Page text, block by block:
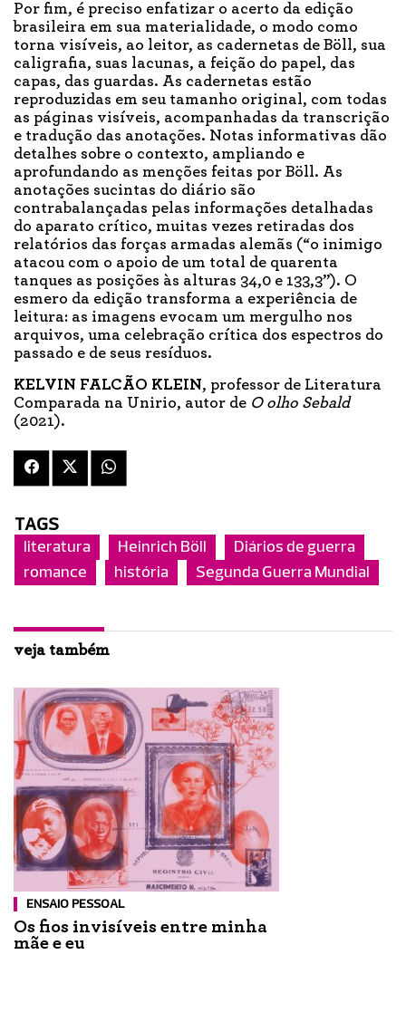
Por fim, é preciso enfatizar o acerto da edição
brasileira em sua materialidade, o modo como
torna visíveis, ao leitor, as cadernetas de Böll, sua
caligrafia, suas lacunas, a feição do papel, das
capas, das guardas. As cadernetas estão
reproduzidas em seu tamanho original, com todas
as páginas visíveis, acompanhadas da transcrição
e tradução das anotações. Notas informativas dão
detalhes sobre o contexto, ampliando e
aprofundando as menções feitas por Böll. As
anotações sucintas do diário são
contrabalançadas pelas informações detalhadas
do aparato crítico, muitas vezes retiradas dos
relatórios das forças armadas alemãs (“o inimigo
atacou com o apoio de um total de quarenta
tanques as posições às alturas 34,0 e 133,3”). O
esmero da edição transforma a experiência de
leitura: as imagens evocam um mergulho nos
arquivos, uma celebração crítica dos espectros do
passado e de seus resíduos.
KELVIN FALCÃO KLEIN, professor de Literatura
Comparada na Unirio, autor de O olho Sebald
(2021).
TAGS
literatura Heinrich Böll
Diários de guerra
romance
história Segunda Guerra Mundial
veja também
ENSAIO PESSOAL
Os fios invisíveis entre minha
mãe e eu